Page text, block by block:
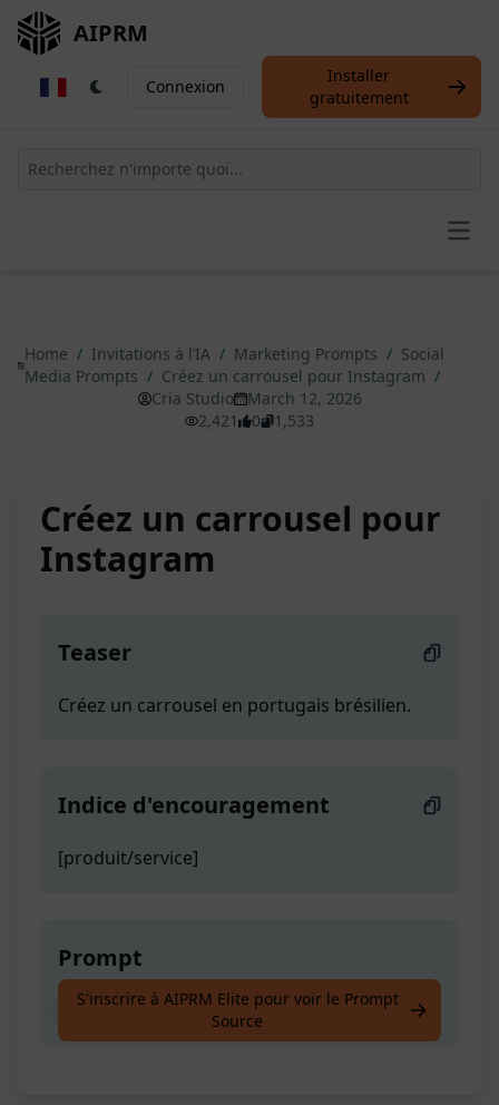
AIPRM
Connexion
Installer
gratuitement
Home / Invitations à l’IA / Marketing Prompts / Social
Media Prompts / Créez un carrousel pour Instagram /
Cria Studio
March 12, 2026
2,421
0 1,533
Créez un carrousel pour
Instagram
Teaser
Créez un carrousel en portugais brésilien.
Indice d'encouragement
[produit/service]
Prompt
Créez un carrousel en portugais brésilien.
S'inscrire à AIPRM Elite pour voir le Prompt
Source